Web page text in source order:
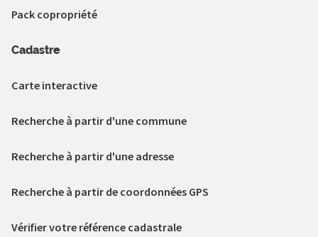
Pack copropriété
Cadastre
Carte interactive
Recherche à partir d'une commune
Recherche à partir d'une adresse
Recherche à partir de coordonnées GPS
Vérifier votre référence cadastrale